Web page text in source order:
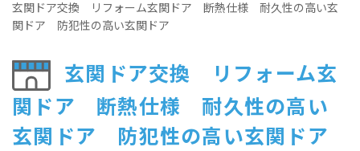
玄関ドア交換 リフォーム玄関ドア 断熱仕様 耐久性の高い玄
関ドア 防犯性の高い玄関ドア
玄関ドア交換 リフォーム玄
関ドア 断熱仕様 耐久性の高い
玄関ドア 防犯性の高い玄関ドア